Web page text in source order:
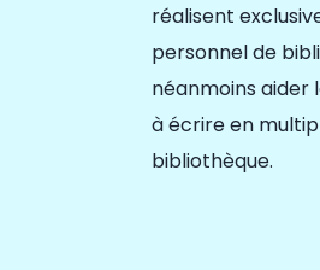
réalisent
personnel de
néanmoins aider
à écrireen
bibliothèque.